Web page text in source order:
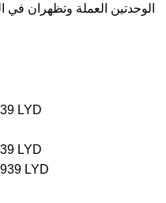
الوحدتين العملة وتظهران في
LYD
LYD
LYD